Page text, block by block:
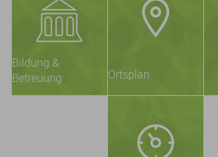
Bildung &
Betreuung
Ortsplan